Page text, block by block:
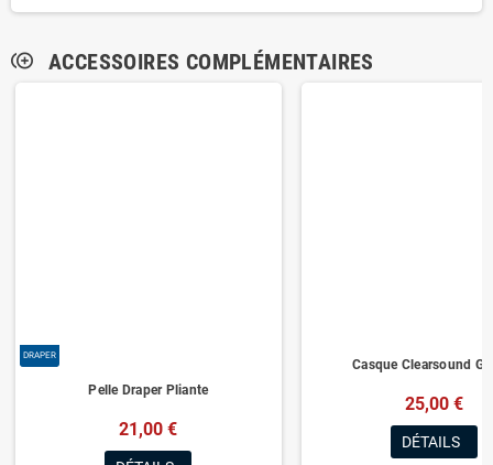
control_point_duplicate ACCESSOIRES COMPLÉMENTAIRES
DRAPER
Pelle Draper Pliante
21,00 €
Casque Clearsound
25,00 €
DÉTAILS